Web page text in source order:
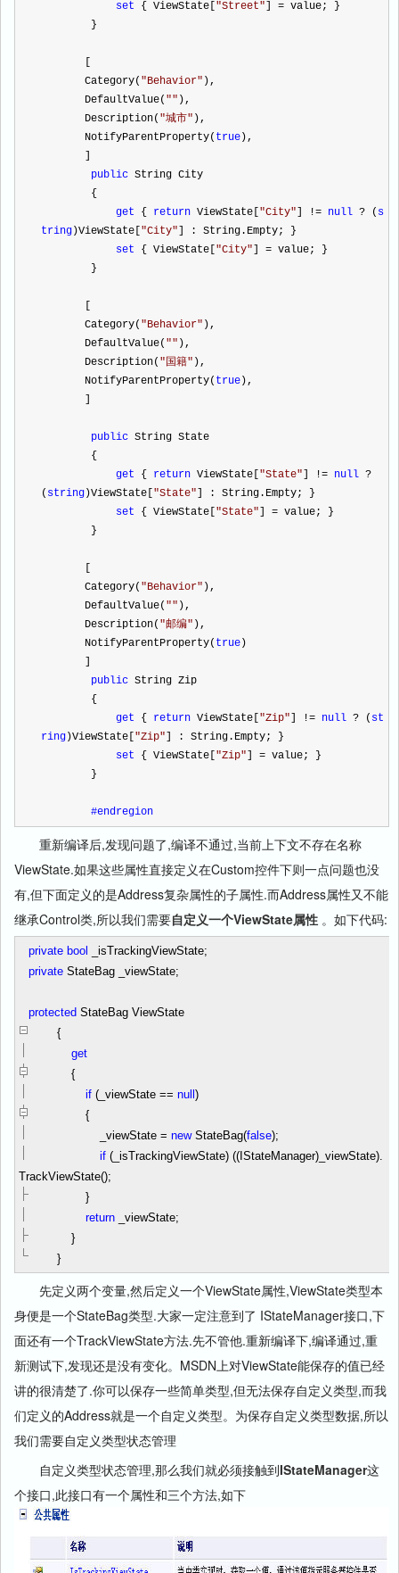
set { ViewState[ "Street" = value; }
        }
       Category(
"Behavior" ),
       DefaultValue(
"" ),
       Description(
"城市" ),
       NotifyParentProperty(
true ),
public String City
        {
get { return ViewState[ "City" != null ? ( s
tring )ViewState[ "City" ] : String.Empty; }
set { ViewState[ "City" = value; }
        }
       Category(
"Behavior" ),
       DefaultValue(
"" ),
       Description(
"国籍" ),
       NotifyParentProperty(
true ),
public String State
        {
get { return ViewState[ "State" != null ?
( string )ViewState[ "State" ] : String.Empty; }
set { ViewState[ "State" = value; }
        }
       Category(
"Behavior" ),
       DefaultValue(
"" ),
       Description(
"邮编" ),
       NotifyParentProperty(
true )
public String Zip
        {
get { return ViewState[ "Zip" != null ? ( st
ring )ViewState[ "Zip" ] : String.Empty; }
set { ViewState[ "Zip" = value; }
        }
#endregion
重新编译后,发现问题了,编译不通过,当前上下文不存在名称
ViewState.如果这些属性直接定义在Custom控件下则一点问题也没
有,但下面定义的是Address复杂属性的子属性.而Address属性又不能
继承Control类,所以我们需要自定义一个ViewState属性 。如下代码:
private bool
_isTrackingViewState;
private StateBag _viewState;
protected StateBag ViewState
{
get
{
if (_viewState == null )
{
_viewState = newStateBag(false);
if (_isTrackingViewState) ((IStateManager)_viewState).
TrackViewState();
}
return _viewState;
}
}
先定义两个变量,然后定义一个ViewState属性,ViewState类型本
身便是一个StateBag类型.大家一定注意到了 IStateManager接口,下
面还有一个TrackViewState方法.先不管他.重新编译下,编译通过,重
新测试下,发现还是没有变化。MSDN上对ViewState能保存的值已经
讲的很清楚了.你可以保存一些简单类型,但无法保存自定义类型,而我
们定义的Address就是一个自定义类型。为保存自定义类型数据,所以
我们需要自定义类型状态管理
自定义类型状态管理,那么我们就必须接触到IStateManager这
个接口,此接口有一个属性和三个方法,如下